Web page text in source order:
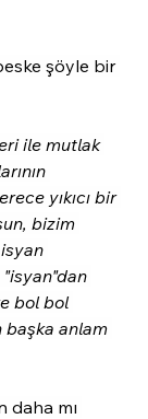
şöyle bir
ile mutlak
yıkıcı bir
bizim
bol bol
anlam
daha mı